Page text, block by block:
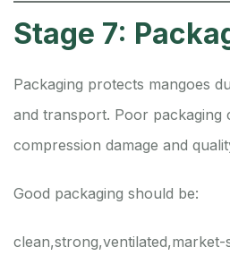
Stage 7:
Packaging protects mangoes
and transport. Poor packaging
compression damage and
Good packaging should be:
clean,strong,ventilated,market-